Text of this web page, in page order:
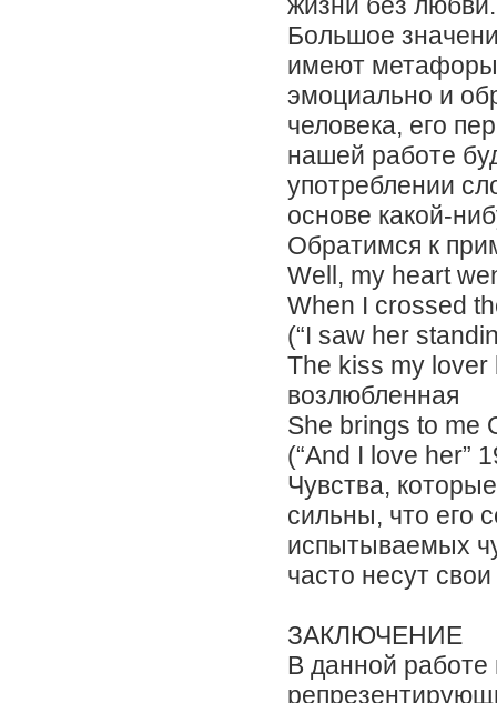
Большое
имеют
эмоциально и
человека, его
нашей работе
употреблении
основе какой-
Обратимся к
Well, my heart
When I crossed
(“I saw her
The kiss my
возлюбленная
She brings to me
(“And I love her”
Чувства,
сильны, что его
испытываемых
часто несут
ЗАКЛЮЧЕНИЕ
В данной